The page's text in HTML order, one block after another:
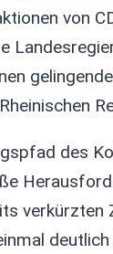
von
des